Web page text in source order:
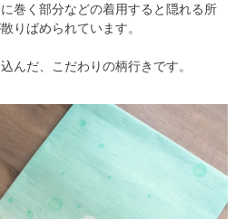
巻く部分などの着用すると隠れる所
りばめられています。
んだ、こだわりの柄行きです。